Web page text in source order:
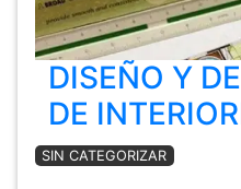
DISEÑO Y
DE
SIN CATEGORIZAR